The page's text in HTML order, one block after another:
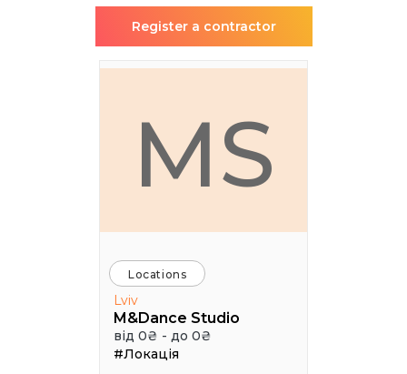
Register a contractor
MS
Locations
Lviv
M&Dance Studio
від 0₴ - до 0₴
#Локація